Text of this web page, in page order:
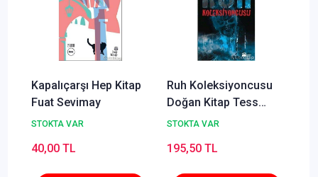
Kapalıçarşı Hep Kitap
Fuat Sevimay
STOKTA VAR
40,00 TL
Ruh Koleksiyoncusu
Doğan Kitap Tess
Gerritsen
STOKTA VAR
195,50 TL